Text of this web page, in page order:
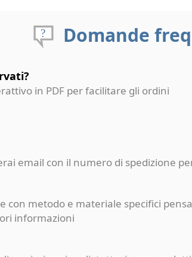
Domande
in PDF per facilitare gli ordini
email con il numero di spedizione
con metodo e materiale specifici
informazioni